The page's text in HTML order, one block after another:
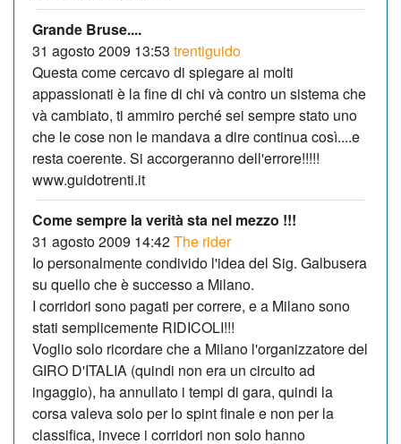
Grande Bruse....
31 agosto 2009 13:53 trentiguido
Questa come cercavo di spiegare ai molti
appassionati è la fine di chi và contro un sistema che
và cambiato, ti ammiro perché sei sempre stato uno
che le cose non le mandava a dire continua così....e
resta coerente. Si accorgeranno dell'errore!!!!!
www.guidotrenti.it
Come sempre la verità sta nel mezzo !!!
31 agosto 2009 14:42The rider
Io personalmente condivido l'idea del Sig. Galbusera
su quello che è successo a Milano.
I corridori sono pagati per correre, e a Milano sono
stati semplicemente RIDICOLI!!!
Voglio solo ricordare che a Milano l'organizzatore del
GIRO D'ITALIA (quindi non era un circuito ad
ingaggio), ha annullato i tempi di gara, quindi la
corsa valeva solo per lo spint finale e non per la
classifica, invece i corridori non solo hanno